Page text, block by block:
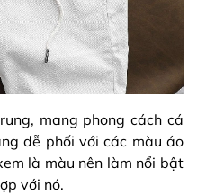
mang phong cách cá
dễ phối với các màu áo
là màu nên làm nổi bật
với nó.